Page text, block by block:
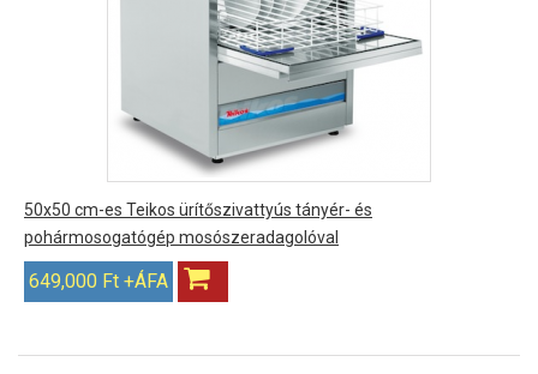
50x50 cm-es Teikos ürítőszivattyús tányér- és
pohármosogatógép mosószeradagolóval
649,000 Ft +ÁFA